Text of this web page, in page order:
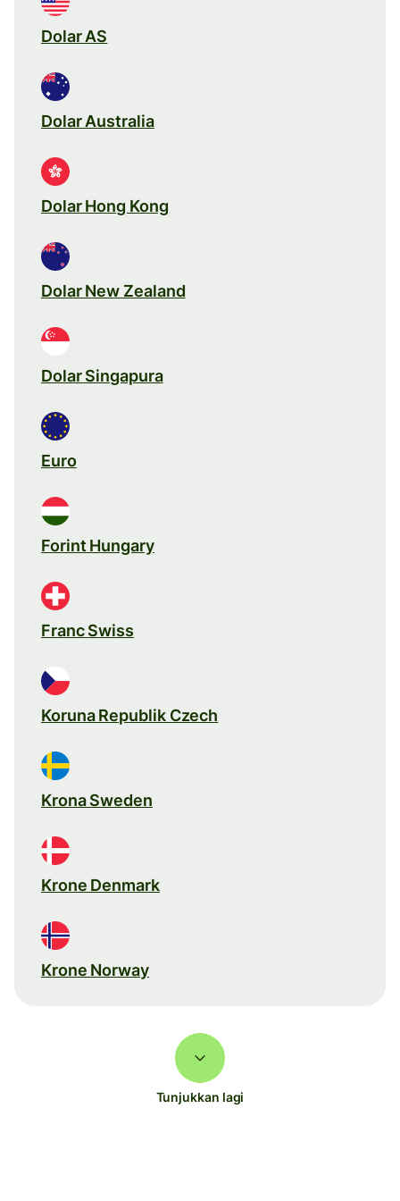
Dolar AS
Dolar Australia
Dolar Hong Kong
Dolar New Zealand
Dolar Singapura
Euro
Forint Hungary
Franc Swiss
Koruna Republik Czech
Krona Sweden
Krone Denmark
Krone Norway
Tunjukkan lagi